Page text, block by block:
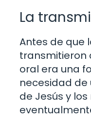
La
Antes de que
transmitieron
oral era una
necesidad de
de Jesús y